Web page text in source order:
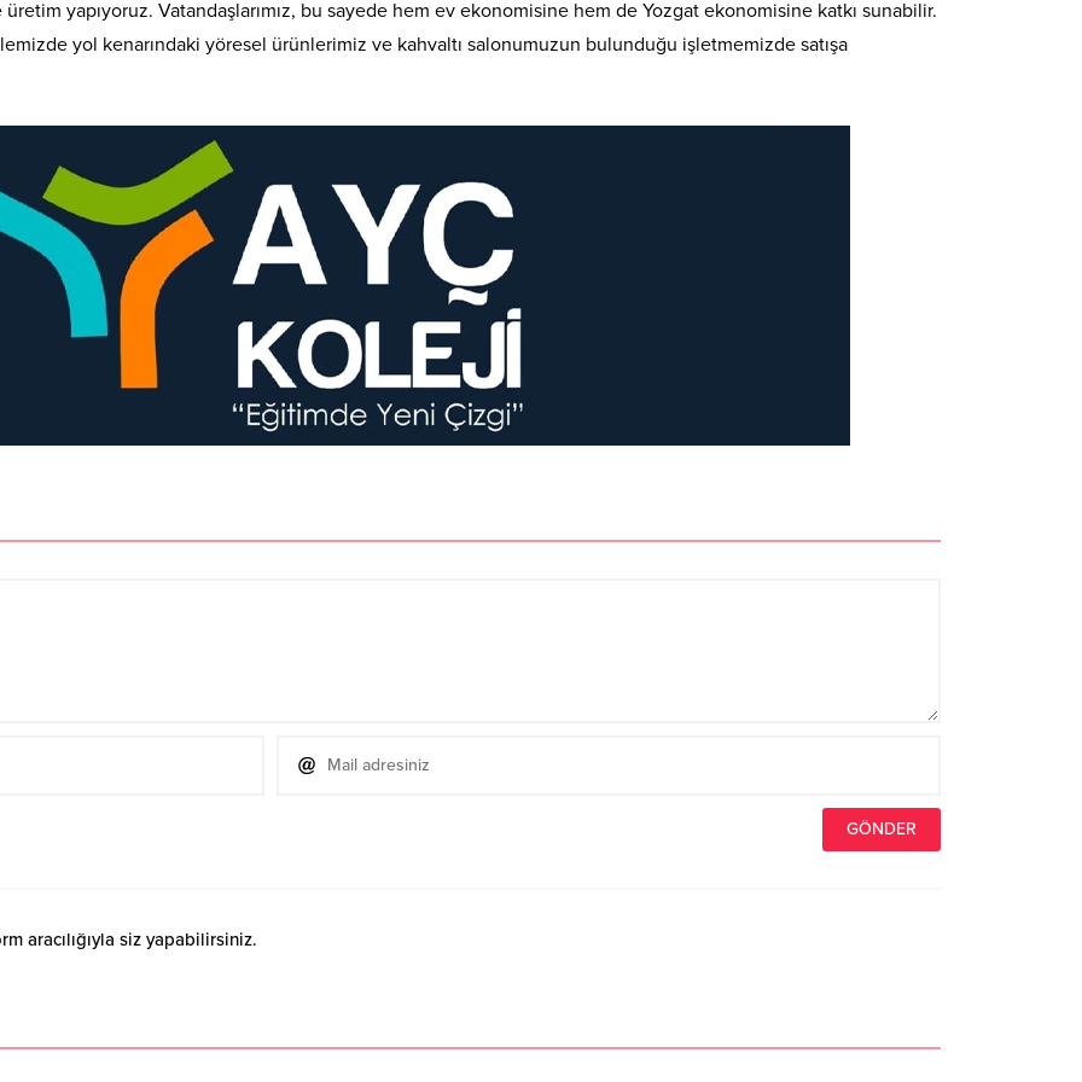
yapıyoruz. Vatandaşlarımız, bu sayede hem ev ekonomisine hem de Yozgat ekonomisine katkı sunabilir.
yol kenarındaki yöresel ürünlerimiz ve kahvaltı salonumuzun bulunduğu işletmemizde satışa
aracılığıyla siz yapabilirsiniz.